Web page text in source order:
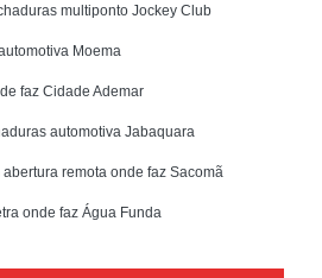
multiponto Jockey Club
Moema
faz Cidade Ademar
automotiva Jabaquara
remota onde faz Sacomã
onde faz Água Funda